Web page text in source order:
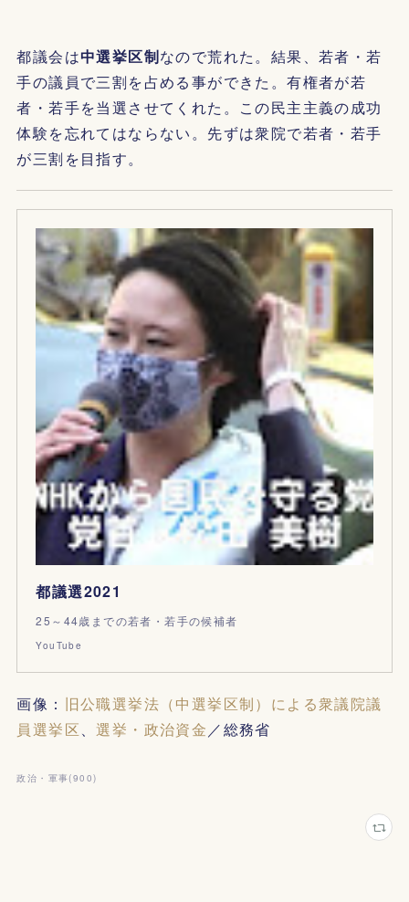
都議会は中選挙区制なので荒れた。結果、若者・若
手の議員で三割を占める事ができた。有権者が若
者・若手を当選させてくれた。この民主主義の成功
体験を忘れてはならない。先ずは衆院で若者・若手
が三割を目指す。
都議選2021
25～44歳までの若者・若手の候補者
YouTube
画像： 旧公職選挙法（中選挙区制）による衆議院議
員選挙区、選挙・政治資金 ／総務省
政治・軍事(900)